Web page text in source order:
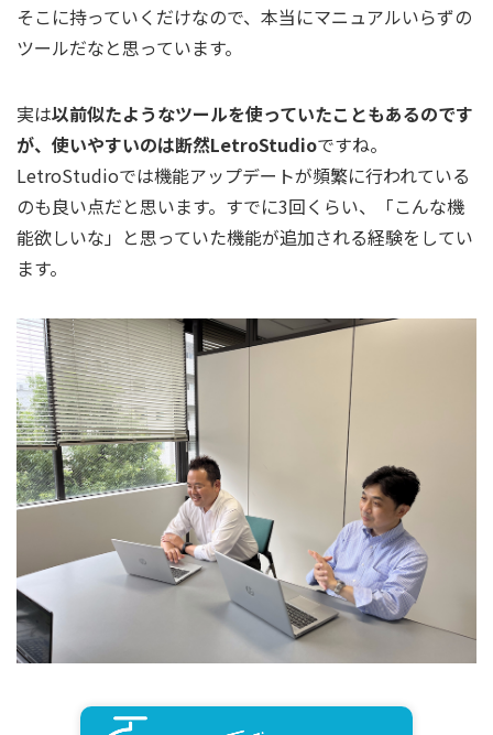
そこに持っていくだけなので、本当にマニュアルいらずの
ツールだなと思っています。
実は以前似たようなツールを使っていたこともあるのです
が、使いやすいのは断然LetroStudioですね。
LetroStudioでは機能アップデートが頻繁に行われている
のも良い点だと思います。すでに3回くらい、「こんな機
能欲しいな」と思っていた機能が追加される経験をしてい
ます。